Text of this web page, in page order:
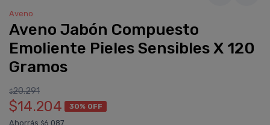
Aveno
Aveno Jabón Compuesto
Emoliente Pieles Sensibles X 120
Gramos
$20.291
$14.204 30% OFF
Ahorrás 6.087